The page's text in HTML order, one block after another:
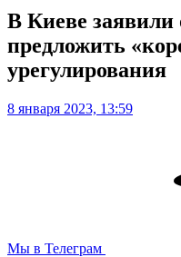
В Киеве заявили
предложить
урегулирования
8 января 2023, 13:59
Мы в Телеграм